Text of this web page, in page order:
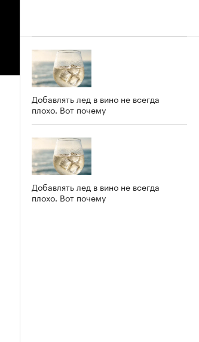
Добавлять лед в вино не всегда
плохо. Вот почему
Добавлять лед в вино не всегда
плохо. Вот почему